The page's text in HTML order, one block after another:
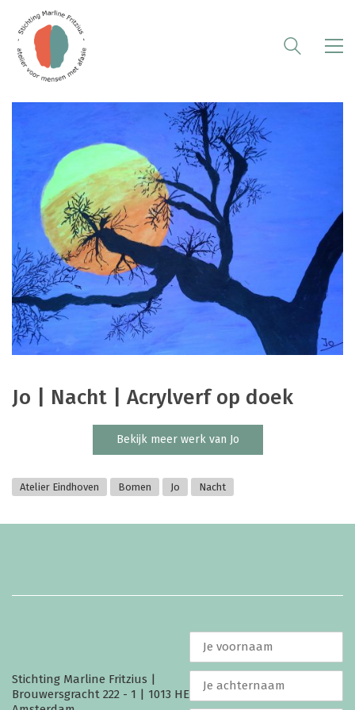
Jo | Nacht | Acrylverf op doek
Bekijk meer werk van Jo
Atelier Eindhoven Bomen Jo Nacht
Stichting Marline Fritzius |
Brouwersgracht 222 - 1 | 1013 HE